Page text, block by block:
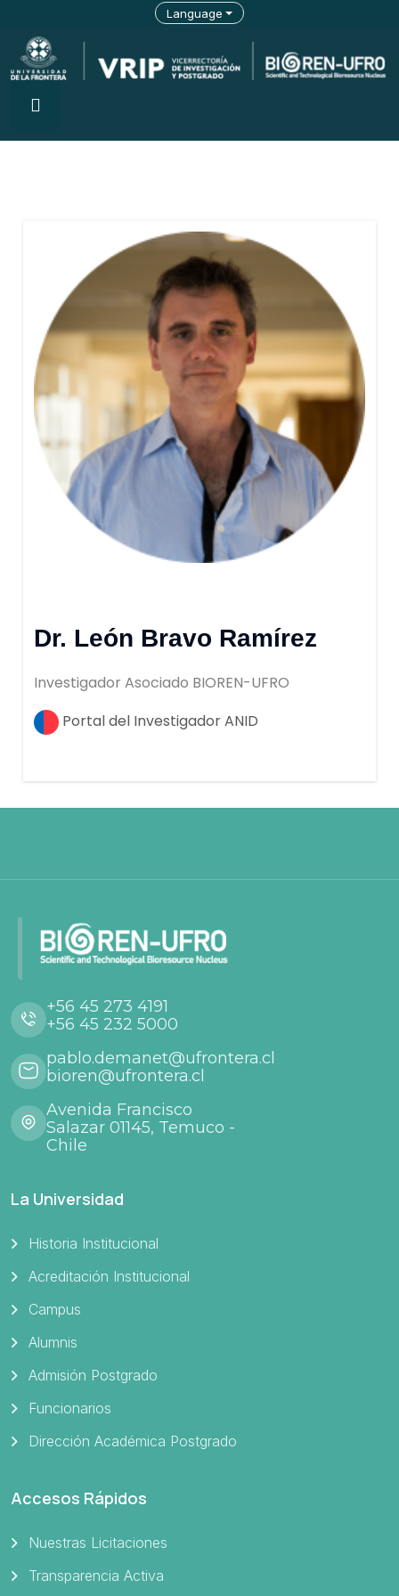
Language
Dr. León Bravo Ramírez
Investigador Asociado BIOREN-UFRO
Portal del Investigador ANID
+56 45 273 4191
+56 45 232 5000
pablo.demanet@ufrontera.cl
bioren@ufrontera.cl
Avenida Francisco
Salazar 01145, Temuco -
Chile
La Universidad
Historia Institucional
Acreditación Institucional
Campus
Alumnis
Admisión Postgrado
Funcionarios
Dirección Académica Postgrado
Accesos Rápidos
Nuestras Licitaciones
Transparencia Activa